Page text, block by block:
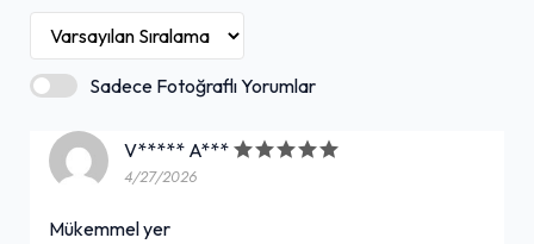
taşıyan bir deneyim sunmaktadır.
Sadece Fotoğraflı Yorumlar
V***** A***
4/27/2026
Mükemmel yer